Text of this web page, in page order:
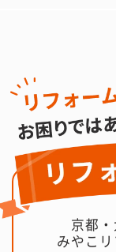
京都
みやこ